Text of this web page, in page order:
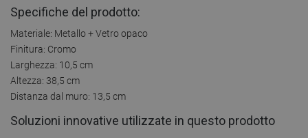
Specifiche del prodotto:
Materiale: Metallo + Vetro opaco
Finitura: Cromo
Larghezza: 10,5 cm
Altezza: 38,5 cm
Distanza dal muro: 13,5 cm
Soluzioni innovative utilizzate in questo prodotto